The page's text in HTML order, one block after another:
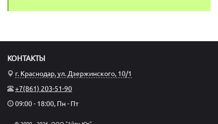
КОНТАКТЫ
г. Краснодар, ул. Дзержинского, 10/1
+7(861) 203-51-90
09:00 - 18:00, Пн - Пт